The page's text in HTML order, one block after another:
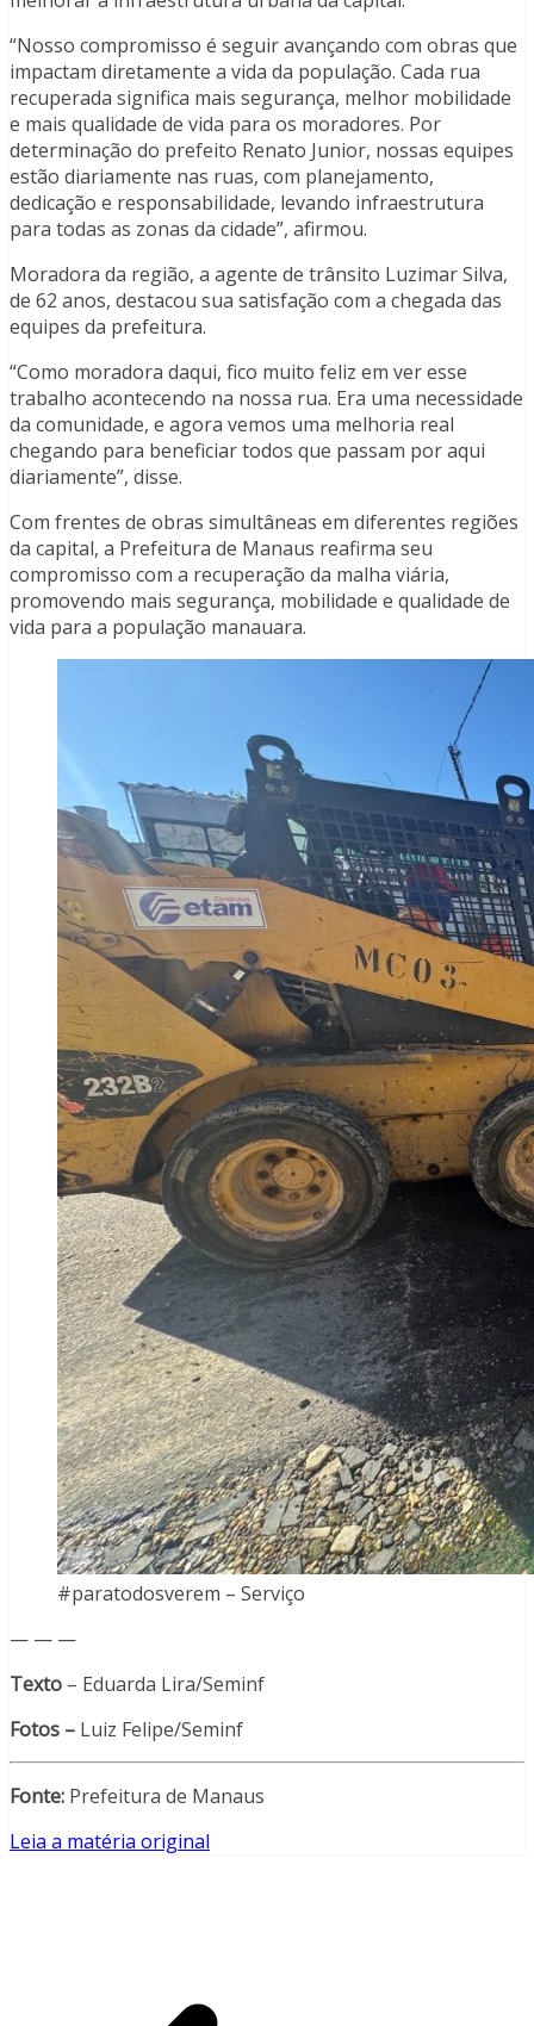
“Nosso compromisso é seguir avançando com obras que
impactam diretamente a vida da população. Cada rua
recuperada significa mais segurança, melhor mobilidade
e mais qualidade de vida para os moradores. Por
determinação do prefeito Renato Junior, nossas equipes
estão diariamente nas ruas, com planejamento,
dedicação e responsabilidade, levando infraestrutura
para todas as zonas da cidade”, afirmou.
Moradora da região, a agente de trânsito Luzimar Silva,
de 62 anos, destacou sua satisfação com a chegada das
equipes da prefeitura.
“Como moradora daqui, fico muito feliz em ver esse
trabalho acontecendo na nossa rua. Era uma necessidade
da comunidade, e agora vemos uma melhoria real
chegando para beneficiar todos que passam por aqui
diariamente”, disse.
Com frentes de obras simultâneas em diferentes regiões
da capital, a Prefeitura de Manaus reafirma seu
compromisso com a recuperação da malha viária,
promovendo mais segurança, mobilidade e qualidade de
vida para a população manauara.
#paratodosverem – Serviço
— — —
Texto – Eduarda Lira/Seminf
Fotos – Luiz Felipe/Seminf
Fonte: Prefeitura de Manaus
Leia a matéria original